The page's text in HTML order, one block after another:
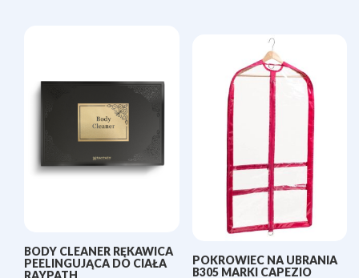
BODY CLEANER RĘKAWICA
PEELINGUJĄCA DO CIAŁA
POKROWIEC NA UBRANIA
B305 MARKI CAPEZIO